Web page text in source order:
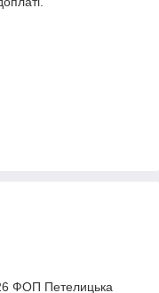
ФОП Петелицька